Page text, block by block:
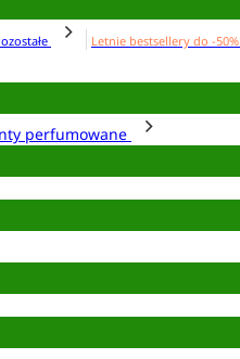
Letnie bestsellery do -50%
perfumowane